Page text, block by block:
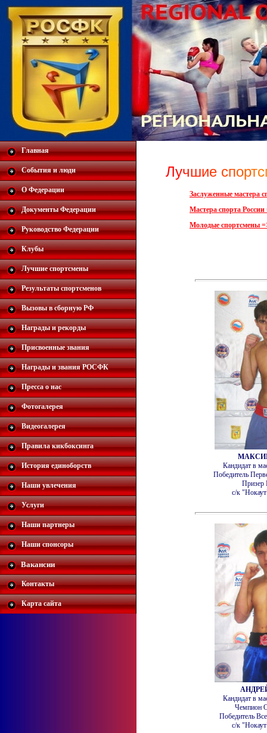
Главная
События и люди
О Федерации
Документы Федерации
Руководство Федерации
Клубы
Лучшие спортсмены
Результаты спортсменов
Вызовы в сборную РФ
Награды и рекорды
Присвоенные звания
Награды и звания РОСФК
Пресса о нас
Фотогалерея
Видеогалерея
Правила кикбоксинга
История единоборств
Наши увлечения
Услуги
Наши партнеры
Наши спонсоры
Вакансии
Контакты
Карта сайта
Лучшие спортс
Заслуженные мастера
Мастера спорта России
Молодые спортсмены
Кандидат в
Победитель
Призер
с/к
Кандидат в
Чемпион
Победитель
с/к